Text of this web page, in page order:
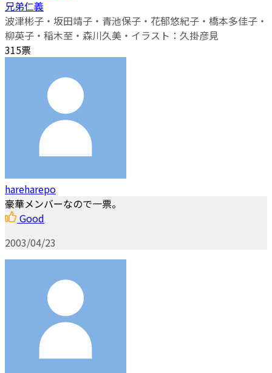
兄弟仁義
波津彬子・坂田靖子・青池保子・花郁悠紀子・橋本多佳子・
柳英子・稲木至・森川久美・イラスト：久掛彦見
315票
hareharepo
豪華メンバーなので一票。
Good
2003/04/23